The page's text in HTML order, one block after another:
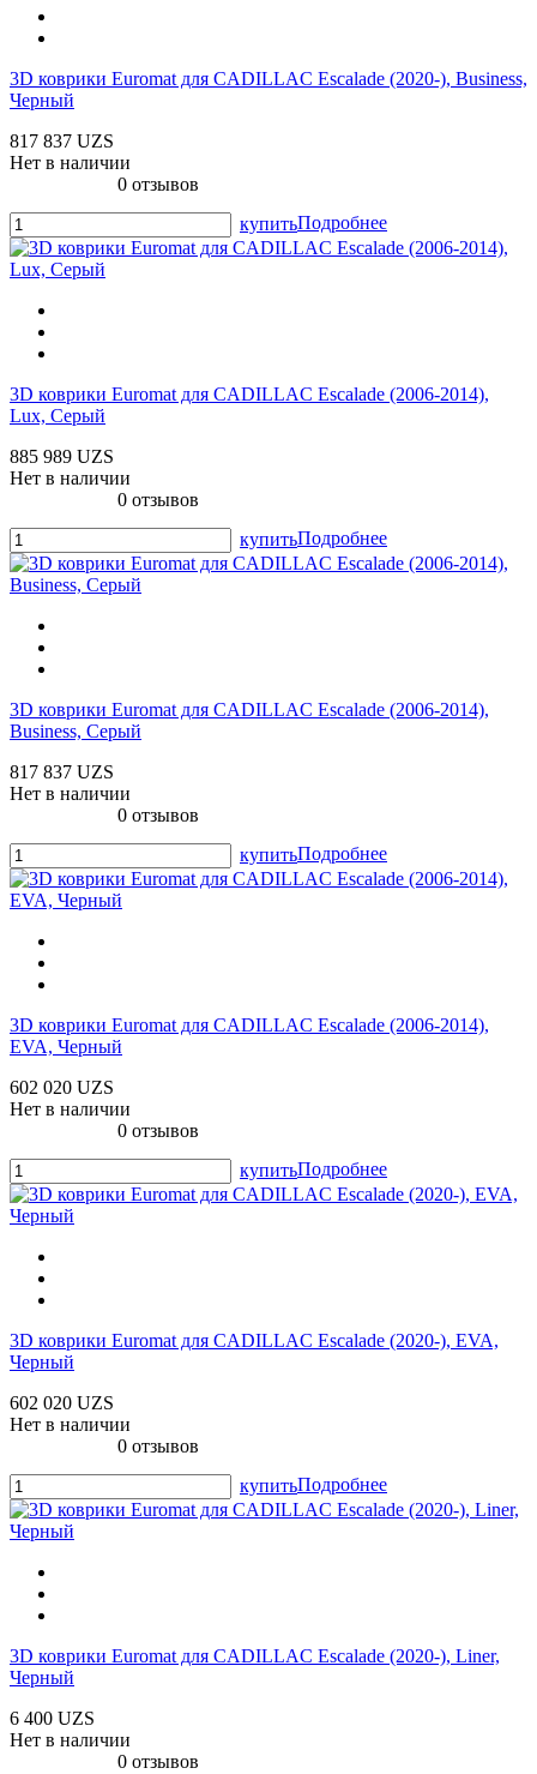
3D коврики Euromat для CADILLAC Escalade (2020-), Business,
Черный
817 837 UZS
Нет в наличии
0 отзывов
купитьПодробнее
3D коврики Euromat для CADILLAC Escalade (2006-2014),
Lux, Серый
885 989 UZS
Нет в наличии
0 отзывов
купитьПодробнее
3D коврики Euromat для CADILLAC Escalade (2006-2014),
Business, Серый
817 837 UZS
Нет в наличии
0 отзывов
купитьПодробнее
3D коврики Euromat для CADILLAC Escalade (2006-2014),
EVA, Черный
602 020 UZS
Нет в наличии
0 отзывов
купитьПодробнее
3D коврики Euromat для CADILLAC Escalade (2020-), EVA,
Черный
602 020 UZS
Нет в наличии
0 отзывов
купитьПодробнее
3D коврики Euromat для CADILLAC Escalade (2020-), Liner,
Черный
6 400 UZS
Нет в наличии
0 отзывов